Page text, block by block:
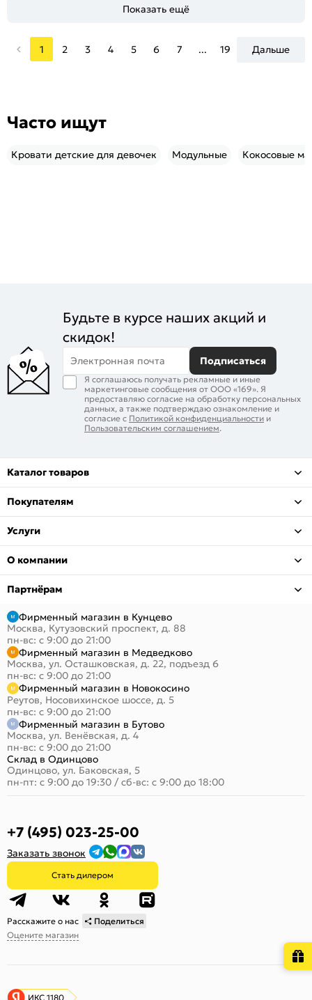
Показать ещё
1 2 3 4 5 6 7 ... 19 Дальше
Часто ищут
Кровати детские для девочек Модульные Кокосовые
Будьте в курсе наших акций и
скидок!
Электронная почта Подписаться
Я соглашаюсь получать рекламные и иные
маркетинговые сообщения от ООО «169». Я
предоставляю согласие на обработку персональных
данных, а также подтверждаю ознакомление и
согласие с Политикой конфиденциальности и
Пользовательским соглашением.
Каталог товаров
Покупателям
Услуги
О компании
Партнёрам
Фирменный магазин в Кунцево
Москва, Кутузовский проспект, д. 88
пн-вс: с 9:00 до 21:00
Фирменный магазин в Медведково
Москва, ул. Осташковская, д. 22, подъезд 6
пн-вс: с 9:00 до 21:00
Фирменный магазин в Новокосино
Реутов, Носовихинское шоссе, д. 5
пн-вс: с 9:00 до 21:00
Фирменный магазин в Бутово
Москва, ул. Венёвская, д. 4
пн-вс: с 9:00 до 21:00
Склад в Одинцово
Одинцово, ул. Баковская, 5
пн-пт: с 9:00 до 19:30 / сб-вс: с 9:00 до 18:00
+7 (495) 023-25-00
Заказать звонок
Стать дилером
Расскажите о нас
Поделиться
Оцените магазин
ИКС 1180